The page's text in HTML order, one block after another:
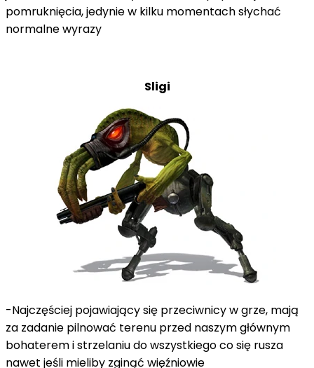
pomruknięcia, jedynie w kilku momentach słychać
normalne wyrazy
Sligi
-Najczęściej pojawiający się przeciwnicy w grze, mają
za zadanie pilnować terenu przed naszym głównym
bohaterem i strzelaniu do wszystkiego co się rusza
nawet jeśli mieliby zginąć więźniowie